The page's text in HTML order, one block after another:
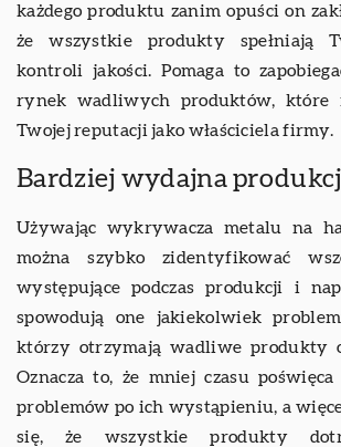
każdego produktu zanim opuści on
że wszystkie produkty spełniają
kontroli jakości. Pomaga to
rynek wadliwych produktów, które
Twojej reputacji jako właściciela firmy.
Bardziej wydajna
Używając wykrywacza metalu na
można szybko zidentyfikować
występujące podczas produkcji i
spowodują one jakiekolwiek
którzy otrzymają wadliwe produkty
Oznacza to, że mniej czasu
problemów po ich wystąpieniu, a
się, że wszystkie produkty